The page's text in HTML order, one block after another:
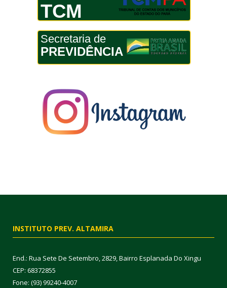
TCM
Secretaria de
PREVIDÊNCIA
INSTITUTO PREV. ALTAMIRA
End.: Rua Sete De Setembro, 2829, Bairro Esplanada Do Xingu
CEP: 68372855
Fone: (93) 99240-4007